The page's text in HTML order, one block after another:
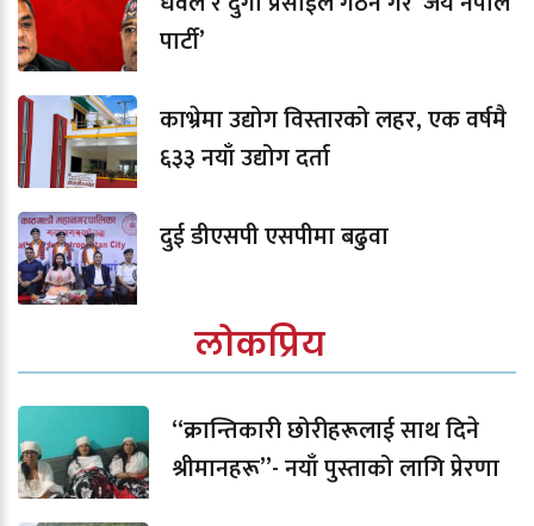
पार्टी’
काभ्रेमा उद्योग विस्तारको लहर, एक वर्षमै
६३३ नयाँ उद्योग दर्ता
दुई डीएसपी एसपीमा बढुवा
लोकप्रिय
“क्रान्तिकारी छोरीहरूलाई साथ दिने
श्रीमानहरू”- नयाँ पुस्ताको लागि प्रेरणा